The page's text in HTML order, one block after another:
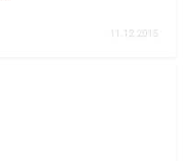
11.12.2015